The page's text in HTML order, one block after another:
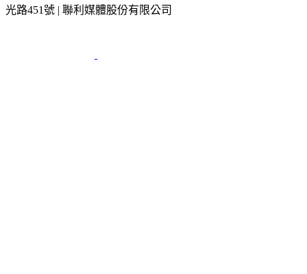
光路451號 | 聯利媒體股份有限公司